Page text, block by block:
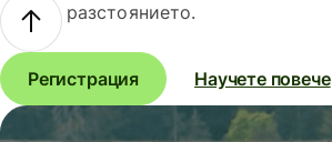
разстоянието.
Регистрация Научете повече